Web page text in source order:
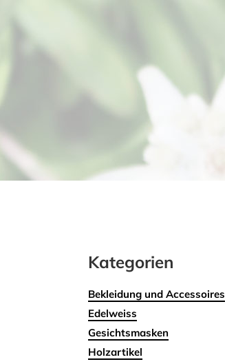
Kategorien
Bekleidung und Accessoires
Edelweiss
Gesichtsmasken
Holzartikel